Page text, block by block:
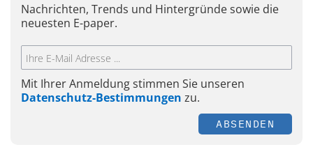
Nachrichten, Trends und Hintergründe sowie die
neuesten E-paper.
Mit Ihrer Anmeldung stimmen Sie unseren
Datenschutz-Bestimmungen zu.
ABSENDEN